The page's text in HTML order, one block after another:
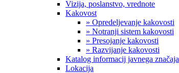
Vizija, poslanstvo, vrednote
Kakovost
» Opredeljevanje kakovosti
» Notranji sistem kakovosti
» Presojanje kakovosti
» Razvijanje kakovosti
Katalog informacij javnega značaja
Lokacija